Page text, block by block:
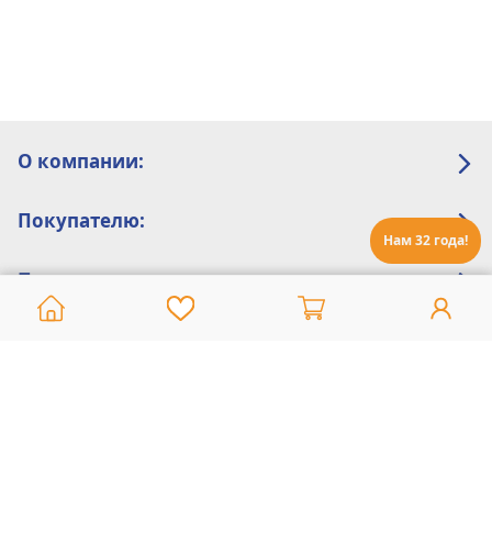
Нам 32 года!
О компании:
Покупателю:
Помощь: